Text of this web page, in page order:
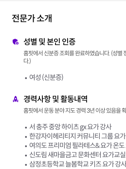
전문가 소개
성별 및 본인 인증
홈핏에서 신분증 조회를 완료하였습니다. (성별
다.)
여성 (신분증)
경력사항 및 활동내역
홈핏에서 운동 분야 지도 경력 3년 이상 있음을
서 충주 중앙 하이츠 gx 요가 강사
한강자이헤리티지 커뮤니티 그룹 요
여의도 프리미엄 필라테스& 요가 온
신도림 새마을금고 문화센터 요가교
삼정초등학교 늘봄학교 키즈 요가 강사